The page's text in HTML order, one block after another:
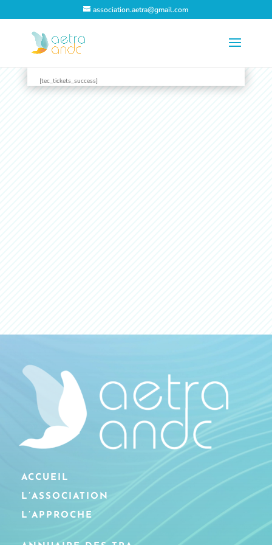
association.aetra@gmail.com
[tec_tickets_success]
ACCUEIL
L’ASSOCIATION
L’APPROCHE